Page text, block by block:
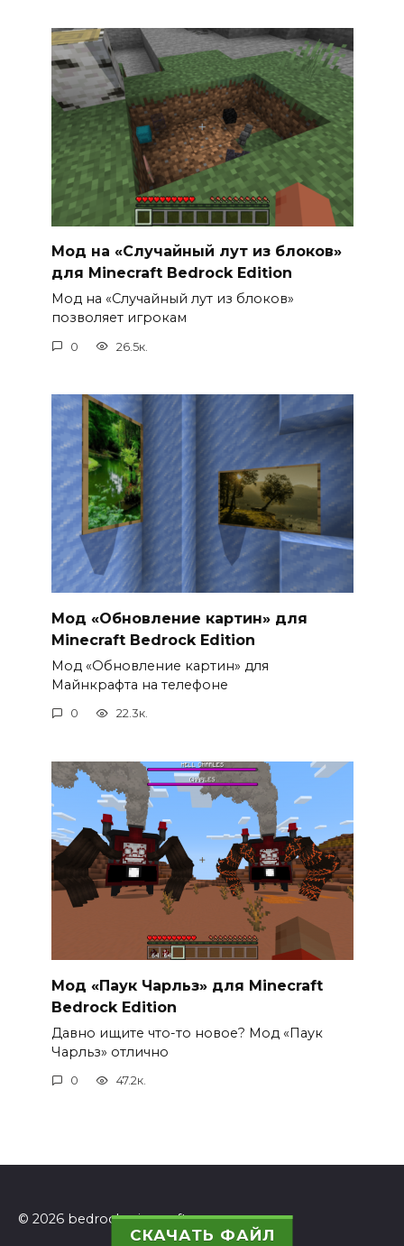
СКАЧАТЬ ФАЙЛ
Мод на «Случайный лут из блоков»
для Minecraft Bedrock Edition
Мод на «Случайный лут из блоков»
позволяет игрокам
0 26.5к.
Мод «Обновление картин» для
Minecraft Bedrock Edition
Мод «Обновление картин» для
Майнкрафта на телефоне
0 22.3к.
Мод «Паук Чарльз» для Minecraft
Bedrock Edition
Давно ищите что-то новое? Мод «Паук
Чарльз» отлично
0 47.2к.
© 2026 bedrockminecraft.ru